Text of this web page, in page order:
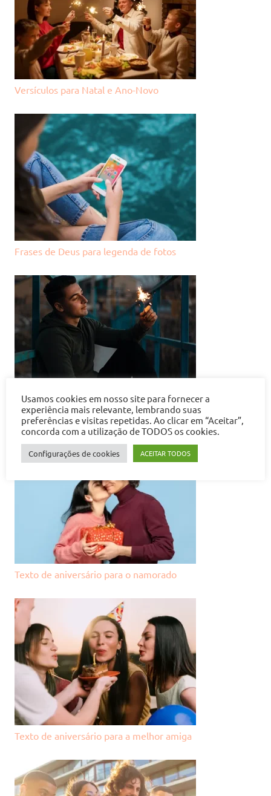
Versículos para Natal e Ano-Novo
Frases de Deus para legenda de fotos
Textos de aniversário para o ex-namorado
Texto de aniversário para o namorado
Texto de aniversário para a melhor amiga
Usamos cookies em nosso site para fornecer a
experiência mais relevante, lembrando suas
preferências e visitas repetidas. Ao clicar em “Aceitar”,
concorda com a utilização de TODOS os cookies.
Configurações de cookies ACEITAR TODOS